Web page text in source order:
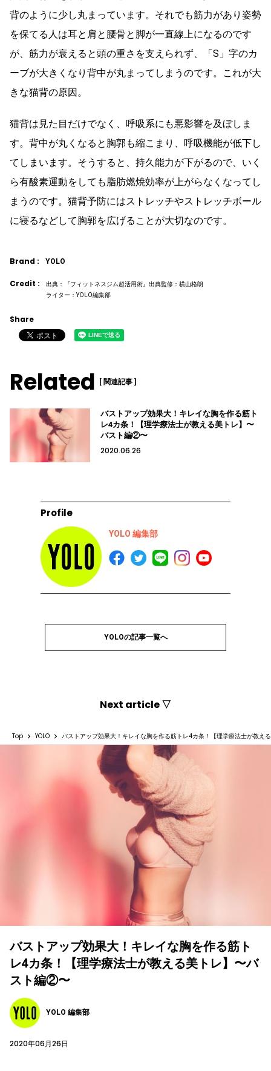
背のように少し丸まっています。それでも筋力があり姿勢
を保てる人は耳と肩と腰骨と脚が一直線上になるのです
が、筋力が衰えると頭の重さを支えられず、「S」字のカ
ーブが大きくなり背中が丸まってしまうのです。これが大
きな猫背の原因。
猫背は見た目だけでなく、呼吸系にも悪影響を及ぼしま
す。背中が丸くなると胸郭も縮こまり、呼吸機能が低下し
てしまいます。そうすると、持久能力が下がるので、いく
ら有酸素運動をしても脂肪燃焼効率が上がらなくなってし
まうのです。猫背予防にはストレッチやストレッチボール
に寝るなどして胸郭を広げることが大切なのです。
Brand : YOLO
Credit :
出典：『フィットネスジム超活用術』出典監修：横山格朗
ライター：YOLO編集部
Share
Related [ 関連記事 ]
バストアップ効果大！キレイな胸を作る筋ト
レ4カ条！【理学療法士が教える美トレ】〜
バスト編②〜
2020.06.26
Profile
YOLO 編集部
YOLOの記事一覧へ
Next article ▽
Top YOLO バストアップ効果大！キレイな胸を作る筋トレ4カ条！【理学療法士が教え
バストアップ効果大！キレイな胸を作る筋ト
レ4カ条！【理学療法士が教える美トレ】〜バ
スト編②〜
YOLO 編集部
2020年06月26日